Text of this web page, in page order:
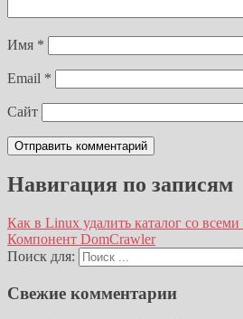
Имя *
Email *
Сайт
Навигация по записям
Как в Linux удалить каталог со
Компонент DomCrawler
Поиск для:
Свежие комментарии